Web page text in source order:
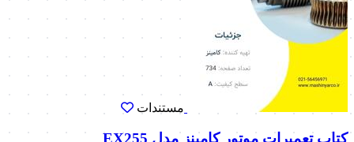
مستندات
کتاب تعمیرات موتور کامینز مدل EX255